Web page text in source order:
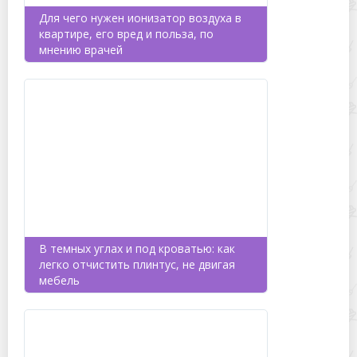
Для чего нужен ионизатор воздуха в
квартире, его вред и польза, по
мнению врачей
В темных углах и под кроватью: как
легко отчистить плинтус, не двигая
мебель